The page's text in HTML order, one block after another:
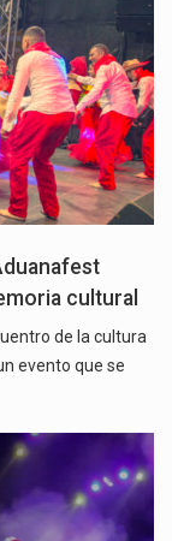
cultural
de la cultura
evento que se